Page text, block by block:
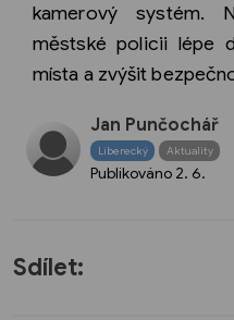
kamerový systém.
městské policii lépe
místa a zvýšit
Jan Punčochář
Liberecký Aktuality
Publikováno 2. 6.
Sdílet: